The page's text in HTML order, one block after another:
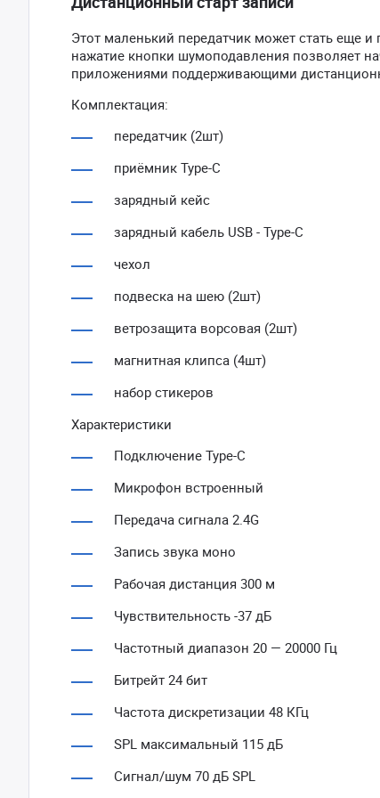
Этот маленький передатчик может стать еще
нажатие кнопки шумоподавления позволяет
приложениями поддерживающими
Комплектация:
передатчик (2шт)
приёмник Type-C
зарядный кейс
зарядный кабель USB - Type-C
чехол
подвеска на шею (2шт)
ветрозащита ворсовая (2шт)
магнитная клипса (4шт)
набор стикеров
Характеристики
Подключение Type-C
Микрофон встроенный
Передача сигнала 2.4G
Запись звука моно
Рабочая дистанция 300 м
Чувствительность -37 дБ
Частотный диапазон 20 — 20000 Гц
Битрейт 24 бит
Частота дискретизации 48 КГц
SPL максимальный 115 дБ
Сигнал/шум 70 дБ SPL